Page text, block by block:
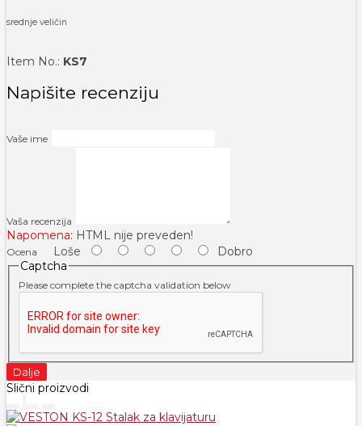
srednje veličin
Item No.: KS7
Napišite recenziju
Vaše ime
Vaša recenzija
Napomena: HTML nije preveden!
Ocena Loše
Dobro
Captcha
Please complete the captcha validation below
Dalje
Slični proizvodi